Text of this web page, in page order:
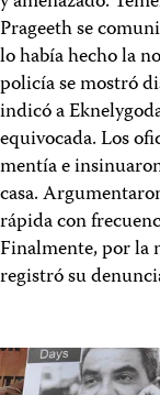
Prageeth se
lo había hecho la
policía se mostró
indicó a
equivocada. Los
mentía e
casa.
rápida con
Finalmente, por la
registró su